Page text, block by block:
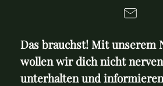
Das brauchst! Mit unserem
wollen wir dich nicht
unterhalten und